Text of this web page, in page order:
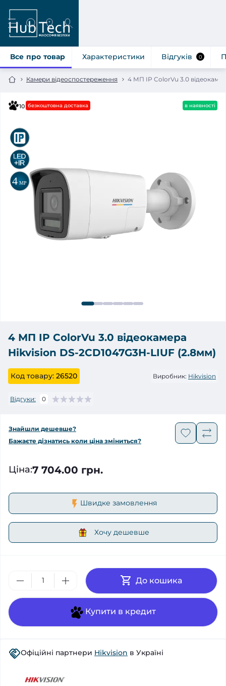
Камери відеоспостереження 4 МП IP ColorVu 3.0
Все про товар Характеристики Відгуків 0
10 безкоштовна доставка в наявності
4 МП IP ColorVu 3.0 відеокамера
Hikvision DS-2CD1047G3H-LIUF (2.8мм)
Код товару: 26520 Виробник: Hikvision
Відгуки: 0
Знайшли дешевше?
Бажаєте дізнатись коли ціна зміниться?
Ціна:7 704.00 грн.
Швидке замовлення
Хочу дешевше
До кошика
Купити в кредит
Офіційні партнери Hikvision в Україні